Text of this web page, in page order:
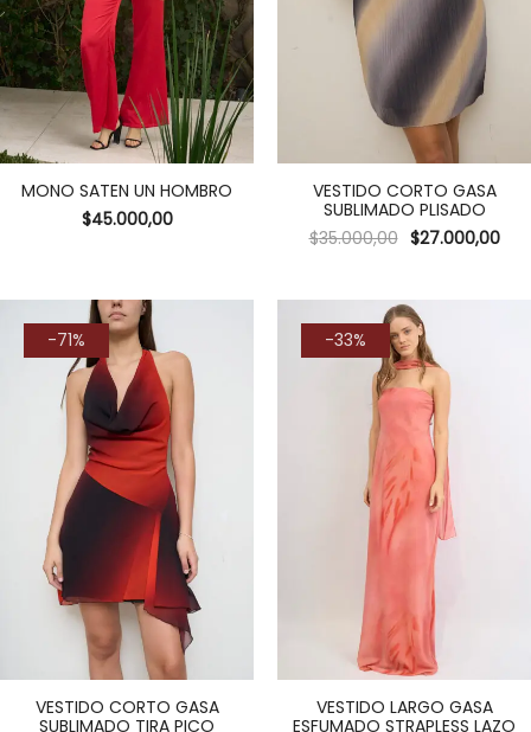
MONO SATEN UN HOMBRO
$45.000,00
VESTIDO CORTO GASA
SUBLIMADO PLISADO
$35.000,00 $27.000,00
-71%
VESTIDO CORTO GASA
SUBLIMADO TIRA PICO
-33%
VESTIDO LARGO GASA
ESFUMADO STRAPLESS LAZO